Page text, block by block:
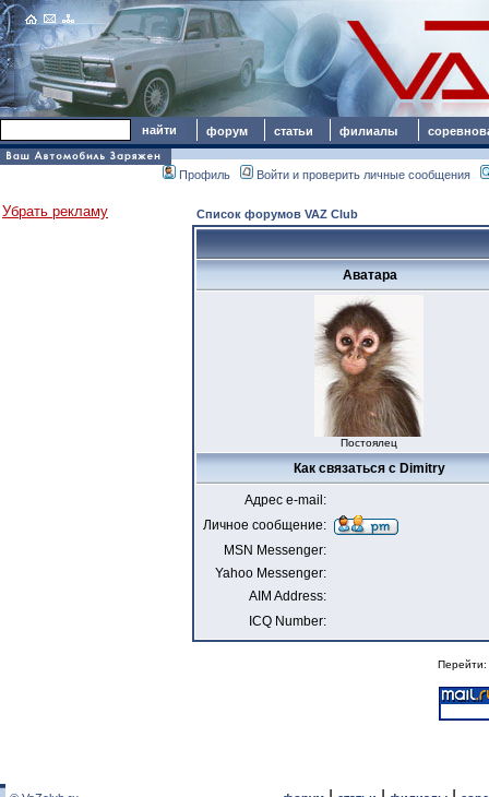
форум статьи филиалы
Профиль Войти и проверить личные сообщения
Убрать рекламу Список форумов VAZ Club
Аватара
Постоялец
Как связаться с Dimitry
Адрес e-mail:
Личное сообщение:
MSN Messenger:
Yahoo Messenger:
AIM Address:
ICQ Number:
Перейти: